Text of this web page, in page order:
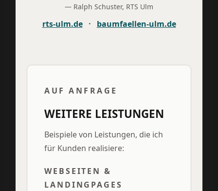
— Ralph Schuster, RTS Ulm
rts-ulm.de · baumfaellen-ulm.de
AUF ANFRAGE
WEITERE LEISTUNGEN
Beispiele von Leistungen, die ich
für Kunden realisiere:
WEBSEITEN &
LANDINGPAGES